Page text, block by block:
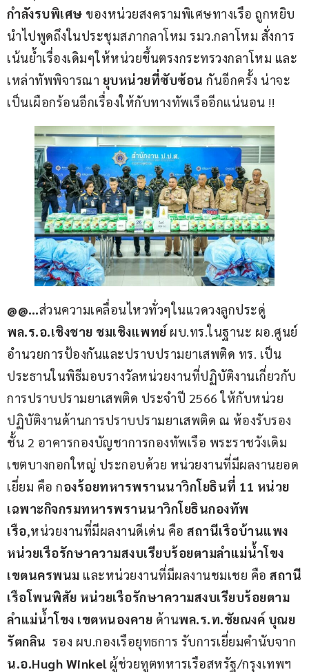
กำลังรบพิเศษ ของหน่วยสงครามพิเศษทางเรือ ถูกหยิบ
นำไปพูดถึงในประชุมสภากลาโหม รมว.กลาโหม สั่งการ
เน้นย้ำเรื่องเดิมๆให้หน่วยขึ้นตรงกระทรวงกลาโหม และ
เหล่าทัพพิจารณา ยุบหน่วยที่ซับซ้อน กันอีกครั้ง น่าจะ
เป็นเผือกร้อนอีกเรื่องให้กับทางทัพเรืออีกแน่นอน !!
@@…ส่วนความเคลื่อนไหวทั่วๆในแวดวงลูกประดู่
พล.ร.อ.เชิงชาย ชมเชิงแพทย์ ผบ.ทร.ในฐานะ ผอ.ศูนย์
อำนวยการป้องกันและปราบปรามยาเสพติด ทร. เป็น
ประธานในพิธีมอบรางวัลหน่วยงานที่ปฏิบัติงานเกี่ยวกับ
การปราบปรามยาเสพติด ประจำปี 2566 ให้กับหน่วย
ปฏิบัติงานด้านการปราบปรามยาเสพติด ณ ห้องรับรอง
ชั้น 2 อาคารกองบัญชาการกองทัพเรือ พระราชวังเดิม
เขตบางกอกใหญ่ ประกอบด้วย หน่วยงานที่มีผลงานยอด
เยี่ยม คือ กองร้อยทหารพรานนาวิกโยธินที่ 11 หน่วย
เฉพาะกิจกรมทหารพรานนาวิกโยธินกองทัพ
เรือ,หน่วยงานที่มีผลงานดีเด่น คือ สถานีเรือบ้านแพง
หน่วยเรือรักษาความสงบเรียบร้อยตามลำแม่น้ำโขง
เขตนครพนม และหน่วยงานที่มีผลงานชมเชย คือ สถานี
เรือโพนพิสัย หน่วยเรือรักษาความสงบเรียบร้อยตาม
ลำแม่น้ำโขง เขตหนองคาย ด้านพล.ร.ท.ชัยณงค์ บุณย
รัตกลิน รอง ผบ.กองเรือยุทธการ รับการเยี่ยมคำนับจาก
น.อ.Hugh Winkel ผู้ช่วยทูตทหารเรือสหรัฐ/กรุงเทพฯ